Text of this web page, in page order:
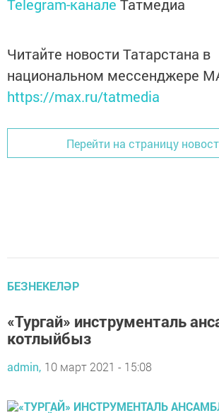
Telegram-канале Татмедиа
Читайте новости Татарстана в
национальном мессенджере
https://max.ru/tatmedia
Перейти на страницу
БЕЗНЕКЕЛӘР
«Тургай» инструменталь
котлыйбыз
admin, 10 март 2021 - 15:08